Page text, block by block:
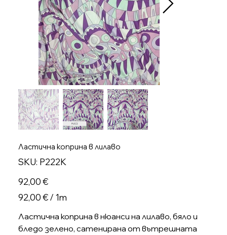
Ластична коприна в лилаво
SKU: SKU
P222K
P222K
Цена
92,00 €
92,00 €
на
92,00 € / 1m
Ластична коприна в нюанси на лилаво, бяло и
бледо зелено, сатенирана от вътрешната